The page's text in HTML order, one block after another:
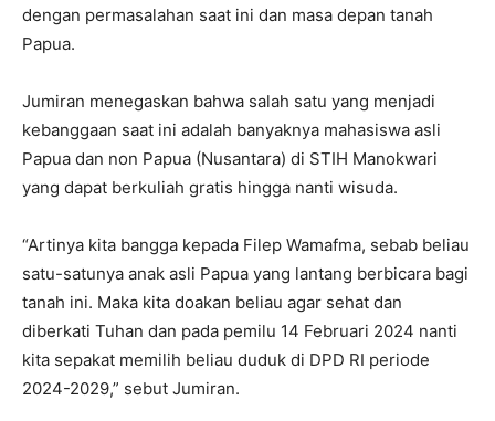
dengan permasalahan saat ini dan masa depan tanah
Papua.
Jumiran menegaskan bahwa salah satu yang menjadi
kebanggaan saat ini adalah banyaknya mahasiswa asli
Papua dan non Papua (Nusantara) di STIH Manokwari
yang dapat berkuliah gratis hingga nanti wisuda.
“Artinya kita bangga kepada Filep Wamafma, sebab beliau
satu-satunya anak asli Papua yang lantang berbicara bagi
tanah ini. Maka kita doakan beliau agar sehat dan
diberkati Tuhan dan pada pemilu 14 Februari 2024 nanti
kita sepakat memilih beliau duduk di DPD RI periode
2024-2029,” sebut Jumiran.